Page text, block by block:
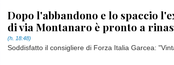
Dopo l'abbandono e lo spaccio
di via Montanaro è pronto a
(h. 18:48)
Soddisfatto il consigliere di Forza Italia Garcea: